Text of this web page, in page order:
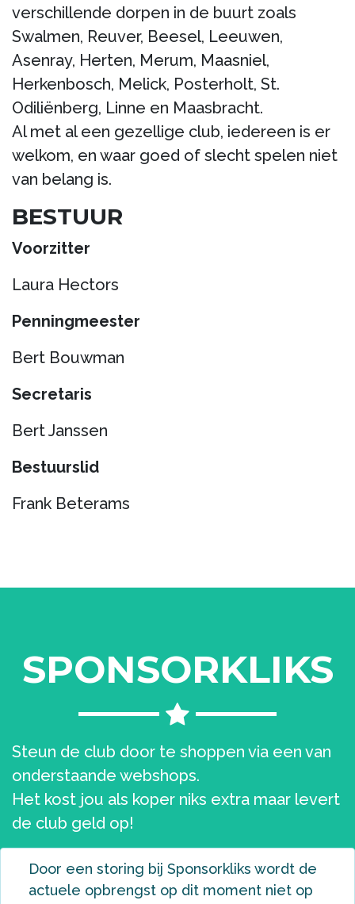
verschillende dorpen in de buurt zoals
Swalmen, Reuver, Beesel, Leeuwen,
Asenray, Herten, Merum, Maasniel,
Herkenbosch, Melick, Posterholt, St.
Odiliënberg, Linne en Maasbracht.
Al met al een gezellige club, iedereen is er
welkom, en waar goed of slecht spelen niet
van belang is.
BESTUUR
Voorzitter
Laura Hectors
Penningmeester
Bert Bouwman
Secretaris
Bert Janssen
Bestuurslid
Frank Beterams
SPONSORKLIKS
Steun de club door te shoppen via een van
onderstaande webshops.
Het kost jou als koper niks extra maar levert
de club geld op!
Door een storing bij Sponsorkliks wordt de
actuele opbrengst op dit moment niet op